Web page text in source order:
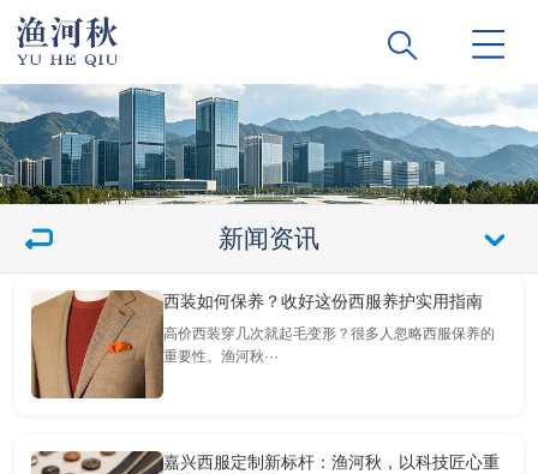
新闻资讯
西装如何保养？收好这份西服养护实用指南
高价西装穿几次就起毛变形？很多人忽略西服保养的
重要性。渔河秋···
嘉兴西服定制新标杆：渔河秋，以科技匠心重